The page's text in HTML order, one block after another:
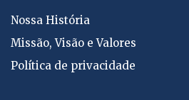
Nossa História
Missão, Visão e Valores
Política de privacidade